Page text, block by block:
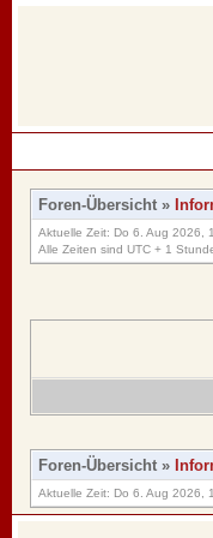
Foren-Übersicht »
Aktuelle Zeit: Do 6. Aug 2026,
Alle Zeiten sind UTC + 1
Foren-Übersicht »
Aktuelle Zeit: Do 6. Aug 2026,